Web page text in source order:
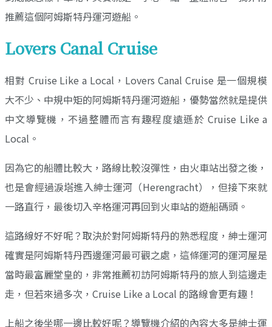
推薦這個阿姆斯特丹運河遊船。
Lovers Canal Cruise
相對 Cruise Like a Local，Lovers Canal Cruise 是一個規模
大不少、中規中矩的阿姆斯特丹運河遊船，優勢當然就是提供
中文導覽機，不過整體而言有趣程度遠遜於 Cruise Like a
Local。
因為它的船體比較大，路線比較沒彈性，由火車站出發之後，
也是會經過淚塔進入紳士運河（Herengracht），但接下來就
一路直行，最後切入辛格運河再回到火車站的遊船碼頭。
這路線好不好呢？取決於對阿姆斯特丹的熟悉程度，紳士運河
確實是阿姆斯特丹西邊運河最可觀之處，這條運河的運河屋是
當時最富麗堂皇的，非常推薦初訪阿姆斯特丹的旅人到這邊走
走，但若來過多次，Cruise Like a Local 的路線會更有趣！
上船之後坐哪一邊比較好呢？導覽機介紹的內容大多是紳士運